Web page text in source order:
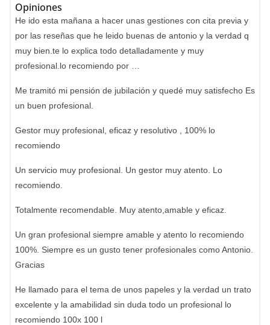
Opiniones
He ido esta mañana a hacer unas gestiones con cita previa y
por las reseñas que he leido buenas de antonio y la verdad q
muy bien.te lo explica todo detalladamente y muy
profesional.lo recomiendo por …
Me tramitó mi pensión de jubilación y quedé muy satisfecho Es
un buen profesional.
Gestor muy profesional, eficaz y resolutivo , 100% lo
recomiendo
Un servicio muy profesional. Un gestor muy atento. Lo
recomiendo.
Totalmente recomendable. Muy atento,amable y eficaz.
Un gran profesional siempre amable y atento lo recomiendo
100%. Siempre es un gusto tener profesionales como Antonio.
Gracias
He llamado para el tema de unos papeles y la verdad un trato
excelente y la amabilidad sin duda todo un profesional lo
recomiendo 100x 100 l